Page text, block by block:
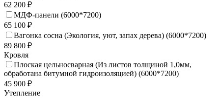
62 200 ₽
МДФ-панели (6000*7200)
65 100 ₽
Вагонка сосна (Экология, уют, запах дерева) (6000*7200)
89 800 ₽
Кровля
Плоская цельносварная (Из листов толщиной 1,0мм,
обработана битумной гидроизоляцией) (6000*7200)
45 900 ₽
Утепление